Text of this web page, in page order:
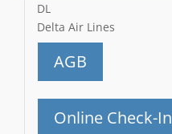
DL
Delta Air Lines
AGB
Online Check-In